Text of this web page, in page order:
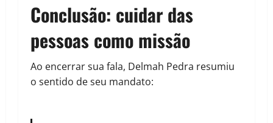
Conclusão: cuidar das
pessoas como missão
Ao encerrar sua fala, Delmah Pedra resumiu
o sentido de seu mandato: